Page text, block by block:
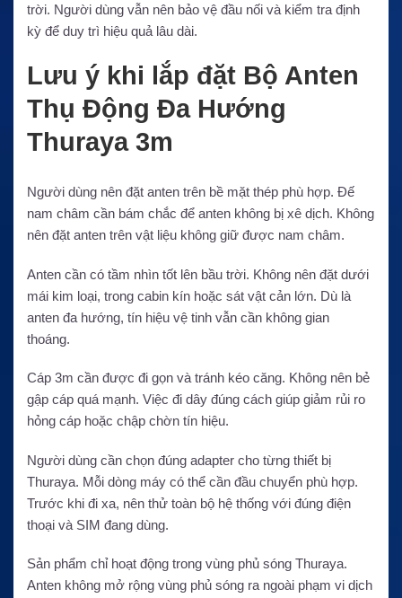
trời. Người dùng vẫn nên bảo vệ đầu nối và kiểm tra định
kỳ để duy trì hiệu quả lâu dài.
Lưu ý khi lắp đặt Bộ Anten
Thụ Động Đa Hướng
Thuraya 3m
Người dùng nên đặt anten trên bề mặt thép phù hợp. Đế
nam châm cần bám chắc để anten không bị xê dịch. Không
nên đặt anten trên vật liệu không giữ được nam châm.
Anten cần có tầm nhìn tốt lên bầu trời. Không nên đặt dưới
mái kim loại, trong cabin kín hoặc sát vật cản lớn. Dù là
anten đa hướng, tín hiệu vệ tinh vẫn cần không gian
thoáng.
Cáp 3m cần được đi gọn và tránh kéo căng. Không nên bẻ
gập cáp quá mạnh. Việc đi dây đúng cách giúp giảm rủi ro
hỏng cáp hoặc chập chờn tín hiệu.
Người dùng cần chọn đúng adapter cho từng thiết bị
Thuraya. Mỗi dòng máy có thể cần đầu chuyển phù hợp.
Trước khi đi xa, nên thử toàn bộ hệ thống với đúng điện
thoại và SIM đang dùng.
Sản phẩm chỉ hoạt động trong vùng phủ sóng Thuraya.
Anten không mở rộng vùng phủ sóng ra ngoài phạm vi dịch